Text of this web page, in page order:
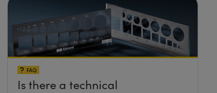
FAQ
Is there a technical